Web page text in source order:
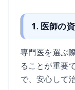
1. 医師の
専門医を選ぶ
ることが重要
で、安心して